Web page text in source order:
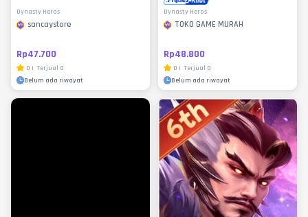
Dynasty Heros
sancaystore
Rp47.700
0 | Terjual 0
Belum ada riwayat
Dynasty Heros
TOKO GAME MURAH
Rp48.800
0 | Terjual 0
Belum ada riwayat